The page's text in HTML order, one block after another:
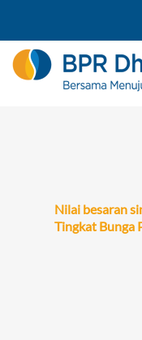
content
Nilai besaran
Tingkat Bunga